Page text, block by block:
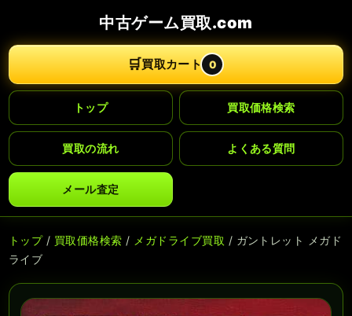
中古ゲーム買取.com
🛒買取カート 0
トップ 買取価格検索
買取の流れ よくある質問
メール査定
トップ/ 買取価格検索 / メガドライブ買取 / ガントレット メガド
ライブ